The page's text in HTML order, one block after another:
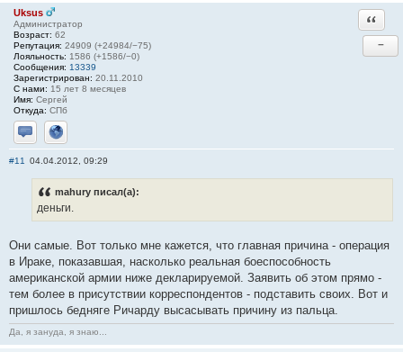
Uksus
Администратор
Возраст: 62
Репутация: 24909 (+24984/−75)
Лояльность: 1586 (+1586/−0)
Сообщения: 13339
Зарегистрирован: 20.11.2010
С нами: 15 лет 8 месяцев
Имя: Сергей
Откуда: СПб
Отправить личное сообщение
Сайт
−
#11 04.04.2012, 09:29
mahury писал(а):
деньги.
Они самые. Вот только мне кажется, что главная причина - операция
в Ираке, показавшая, насколько реальная боеспособность
американской армии ниже декларируемой. Заявить об этом прямо -
тем более в присутствии корреспондентов - подставить своих. Вот и
пришлось бедняге Ричарду высасывать причину из пальца.
Да, я зануда, я знаю...